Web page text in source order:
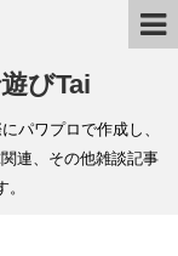
びTai
パワプロで作成し、
連、その他雑談記事